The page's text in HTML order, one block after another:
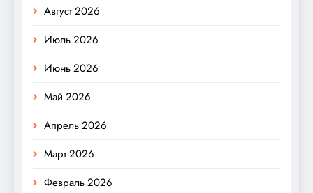
Август 2026
Июль 2026
Июнь 2026
Май 2026
Апрель 2026
Март 2026
Февраль 2026